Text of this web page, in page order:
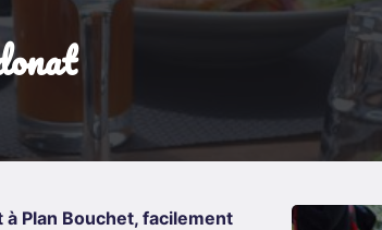
Plan Bouchet, facilement